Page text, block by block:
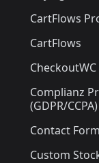
CartFlows
CartFlows
CheckoutWC
Complianz
(GDPR/
Contact
Custom